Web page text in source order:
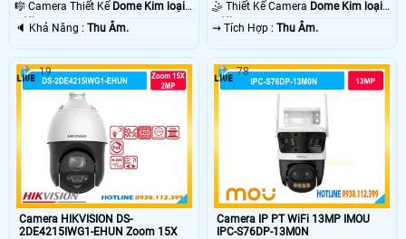
🎼️ Camera Thiết Kế Dome Kim loại
+ Nhựa.
️🔈 Khả Năng : Thu Âm.
🤹 Thiết Kế Camera Dome Kim loại
+ Nhựa.
️⇝ Tích Hợp :Thu Âm.
Camera HIKVISION DS-
2DE4215IWG1-EHUN Zoom 15X
19
Camera IP PT WiFi 13MP IMOU
IPC-S76DP-13M0N
78